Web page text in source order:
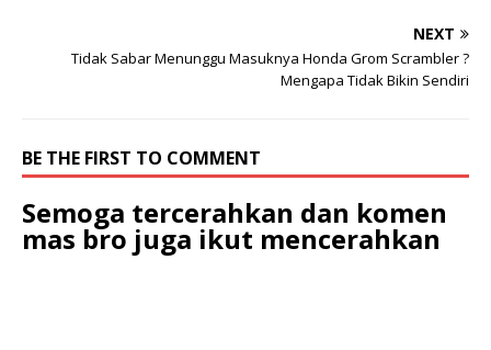
NEXT
Tidak Sabar Menunggu Masuknya Honda Grom Scrambler ?
Mengapa Tidak Bikin Sendiri
BE THE FIRST TO COMMENT
Semoga tercerahkan dan komen
mas bro juga ikut mencerahkan